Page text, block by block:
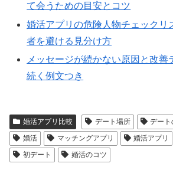
て会うための目安とコツ
婚活アプリの危険人物チェックリ
者を避ける見分け方
メッセージが続かない原因と改善
続く例文つき
婚活アプリ比較 デート場所 デート
婚活
マッチングアプリ 婚活アプリ
初デート
婚活のコツ